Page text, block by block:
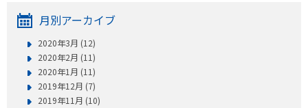
月別アーカイブ
2020年3月 (12)
2020年2月 (11)
2020年1月 (11)
2019年12月 (7)
2019年11月 (10)